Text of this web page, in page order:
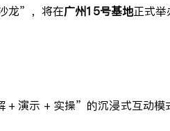
龙”，将在广州15号基地正式
演示 + 实操”的沉浸式互动